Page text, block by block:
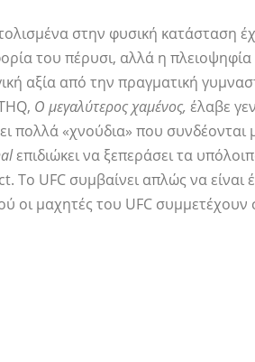
στην φυσική κατάσταση
του πέρυσι, αλλά η πλειοψηφία
αξία από την πραγματική
Ο μεγαλύτερος χαμένος, έλαβε
πολλά «χνούδια» που
επιδιώκει να ξεπεράσει τα
Το UFC συμβαίνει απλώς να είναι
οι μαχητές του UFC